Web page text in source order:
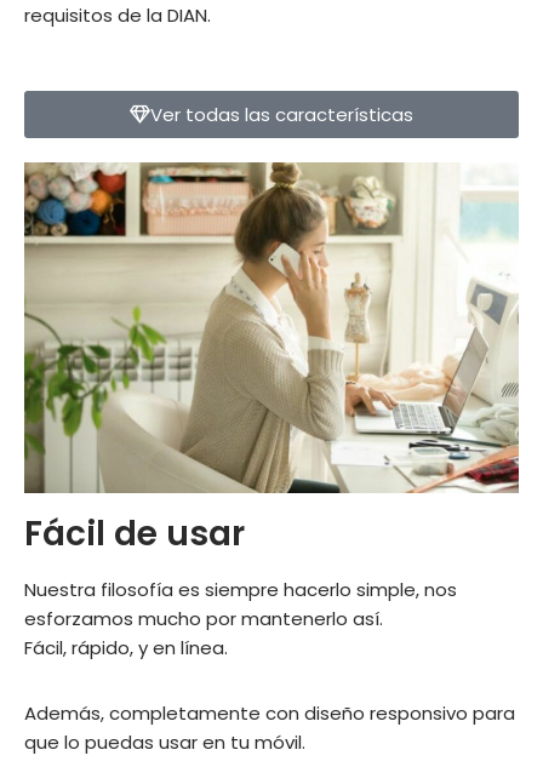
requisitos de la DIAN.
Ver todas las características
Fácil de usar
Nuestra filosofía es siempre hacerlo simple, nos
esforzamos mucho por mantenerlo así.
Fácil, rápido, y en línea.
Además, completamente con diseño responsivo para
que lo puedas usar en tu móvil.